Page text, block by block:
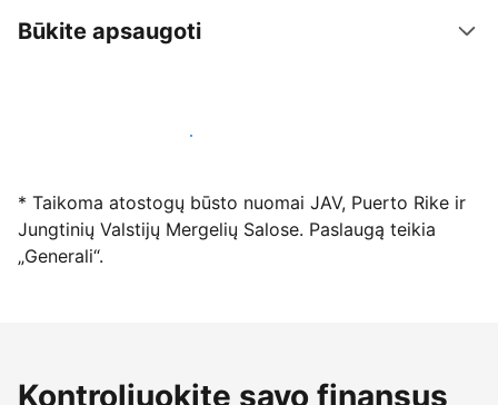
Būkite apsaugoti
Registruotis mūsų platformoje dabar
* Taikoma atostogų būsto nuomai JAV, Puerto Rike ir
Jungtinių Valstijų Mergelių Salose. Paslaugą teikia
„Generali“.
Kontroliuokite savo finansus